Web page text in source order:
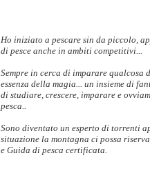
Ho iniziato a pescare sin da piccolo,
di pesce anche in ambiti competitivi...
Sempre in cerca di imparare qualcosa
essenza della magia... un insieme di
di studiare, crescere, imparare e
pesca..
Sono diventato un esperto di torrenti
situazione la montagna ci possa
e Guida di pesca certificata.